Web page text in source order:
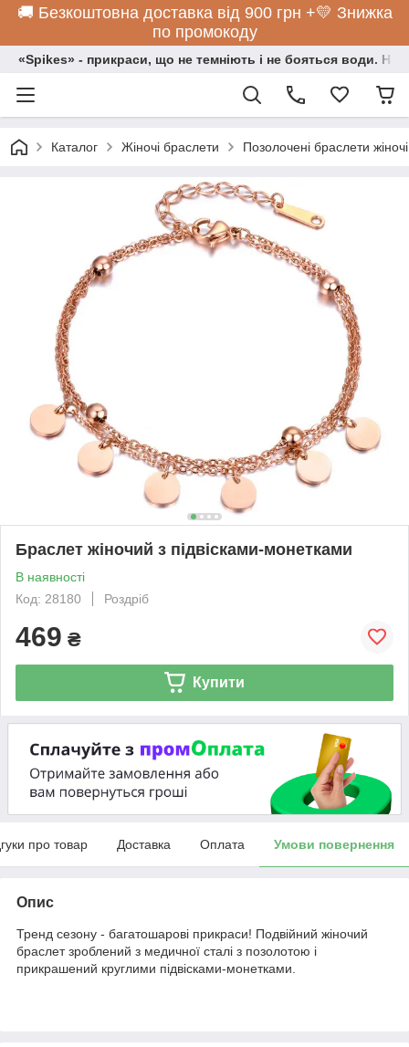
🚚 Безкоштовна доставка від 900 грн +💛 Знижка
по промокоду
«Spikes» - прикраси, що не темніють і не бояться води.
Каталог Жіночі браслети Позолочені браслети жіночі
Браслет жіночий з підвісками-монетками
В наявності
Код: 28180
Роздріб
469 ₴
Купити
про товар Доставка Оплата Умови повернення
Опис
Тренд сезону - багатошарові прикраси! Подвійний жіночий
браслет зроблений з медичної сталі з позолотою і
прикрашений круглими підвісками-монетками.